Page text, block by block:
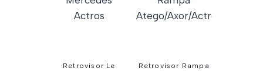
Retrovisor Le
Retrovisor Rampa